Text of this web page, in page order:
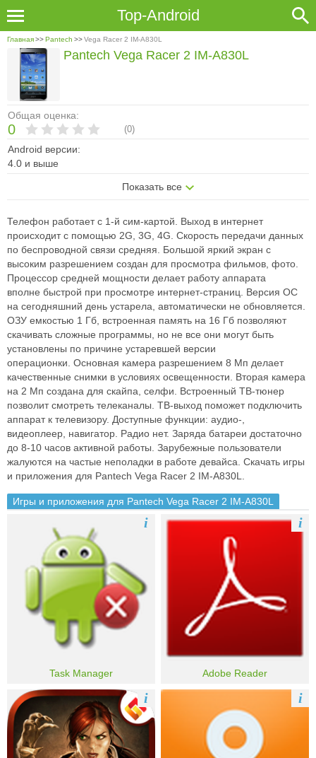
Top-Android
Главная>>Pantech >>Vega Racer 2 IM-A830L
Общая оценка:
0 (0)
Android версии:
4.0 и выше
Показать все
Pantech Vega Racer 2 IM-A830L
Телефон работает с 1-й сим-картой. Выход в интернет
происходит с помощью 2G, 3G, 4G. Скорость передачи данных
по беспроводной связи средняя. Большой яркий экран с
высоким разрешением создан для просмотра фильмов, фото.
Процессор средней мощности делает работу аппарата
вполне быстрой при просмотре интернет-страниц. Версия ОС
на сегодняшний день устарела, автоматически не обновляется.
ОЗУ емкостью 1 Гб, встроенная память на 16 Гб позволяют
скачивать сложные программы, но не все они могут быть
установлены по причине устаревшей версии
операционки. Основная камера разрешением 8 Мп делает
качественные снимки в условиях освещенности. Вторая камера
на 2 Мп создана для скайпа, селфи. Встроенный ТВ-тюнер
позволит смотреть телеканалы. ТВ-выход поможет подключить
аппарат к телевизору. Доступные функции: аудио-,
видеоплеер, навигатор. Радио нет. Заряда батареи достаточно
до 8-10 часов активной работы. Зарубежные пользователи
жалуются на частые неполадки в работе девайса. Скачать игры
и приложения для Pantech Vega Racer 2 IM-A830L.
Игры и приложения для Pantech Vega Racer 2 IM-A830L
Task Manager
i
Adobe Reader
i
i i